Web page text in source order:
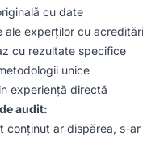
cu date
ale experților cu acreditări
cu rezultate specifice
unice
experiență directă
audit:
conținut ar dispărea, s-